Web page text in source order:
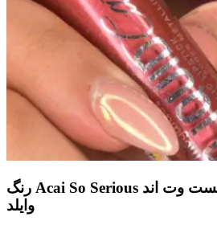
رنگ Acai So Serious رژ لب مات مایع مگالست وت اند
وایلد